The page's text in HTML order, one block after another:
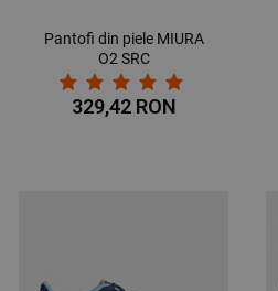
Pantofi din piele MIURA
O2 SRC
329,42 RON